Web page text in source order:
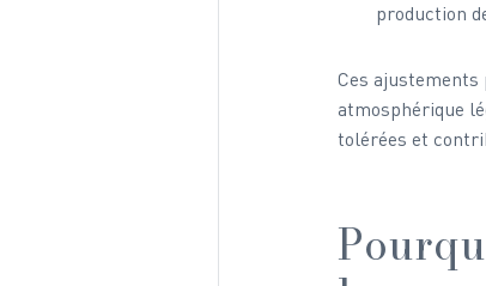
production
Ces ajustements
atmosphérique
tolérées et